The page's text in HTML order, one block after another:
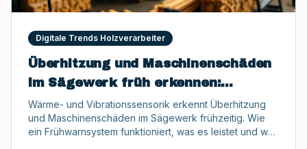
Digitale Trends Holzverarbeiter
Überhitzung und Maschinenschäden
im Sägewerk früh erkennen:
Sensorik als Frühwarnsystem
Wärme- und Vibrationssensorik erkennt Überhitzung
und Maschinenschäden im Sägewerk frühzeitig. Wie
ein Frühwarnsystem funktioniert, was es leistet und wo